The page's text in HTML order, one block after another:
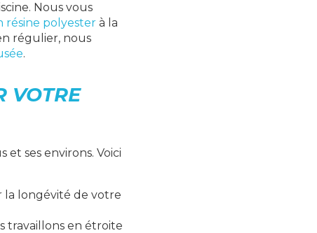
Nous vous
résine polyester à la
régulier, nous
.
VOTRE
ses environs. Voici
la longévité de votre
travaillons en étroite